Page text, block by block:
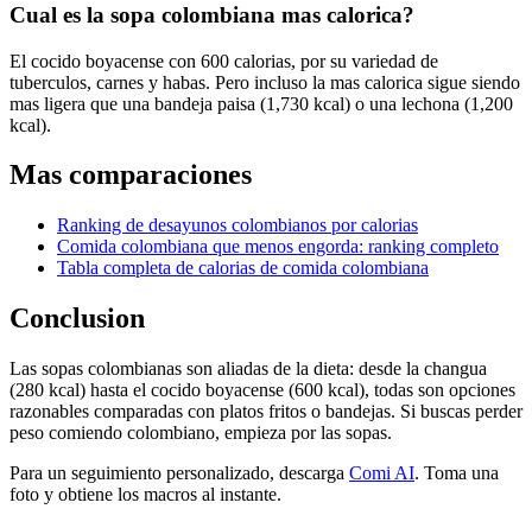
Cual es la sopa colombiana mas calorica?
El cocido boyacense con 600 calorias, por su variedad de
tuberculos, carnes y habas. Pero incluso la mas calorica sigue siendo
mas ligera que una bandeja paisa (1,730 kcal) o una lechona (1,200
kcal).
Mas comparaciones
Ranking de desayunos colombianos por calorias
Comida colombiana que menos engorda: ranking completo
Tabla completa de calorias de comida colombiana
Conclusion
Las sopas colombianas son aliadas de la dieta: desde la changua
(280 kcal) hasta el cocido boyacense (600 kcal), todas son opciones
razonables comparadas con platos fritos o bandejas. Si buscas perder
peso comiendo colombiano, empieza por las sopas.
Para un seguimiento personalizado, descarga Comi AI. Toma una
foto y obtiene los macros al instante.